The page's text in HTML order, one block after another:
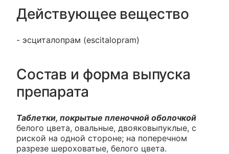
Действующее вещество
- эсциталопрам (escitalopram)
Состав и форма выпуска
препарата
Таблетки, покрытые пленочной оболочкой
белого цвета, овальные, двояковыпуклые, с
риской на одной стороне; на поперечном
разрезе шероховатые, белого цвета.